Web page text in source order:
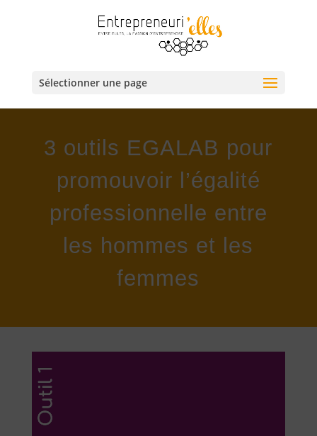
Sélectionner une page
3 outils EGALAB pour
promouvoir l’égalité
professionnelle entre
les hommes et les
femmes